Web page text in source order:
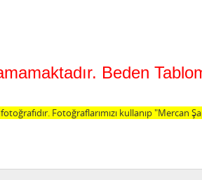
Beden
Fotoğraflarımızı kullanıp "Mercan